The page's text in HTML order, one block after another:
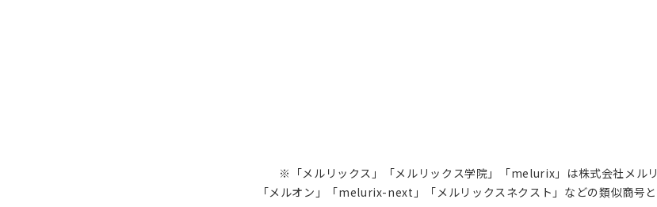
※「メルリックス」「メルリックス学院」「melurix」は株式会社メルリ
「メルオン」「melurix-next」「メルリックスネクスト」などの類似商号と